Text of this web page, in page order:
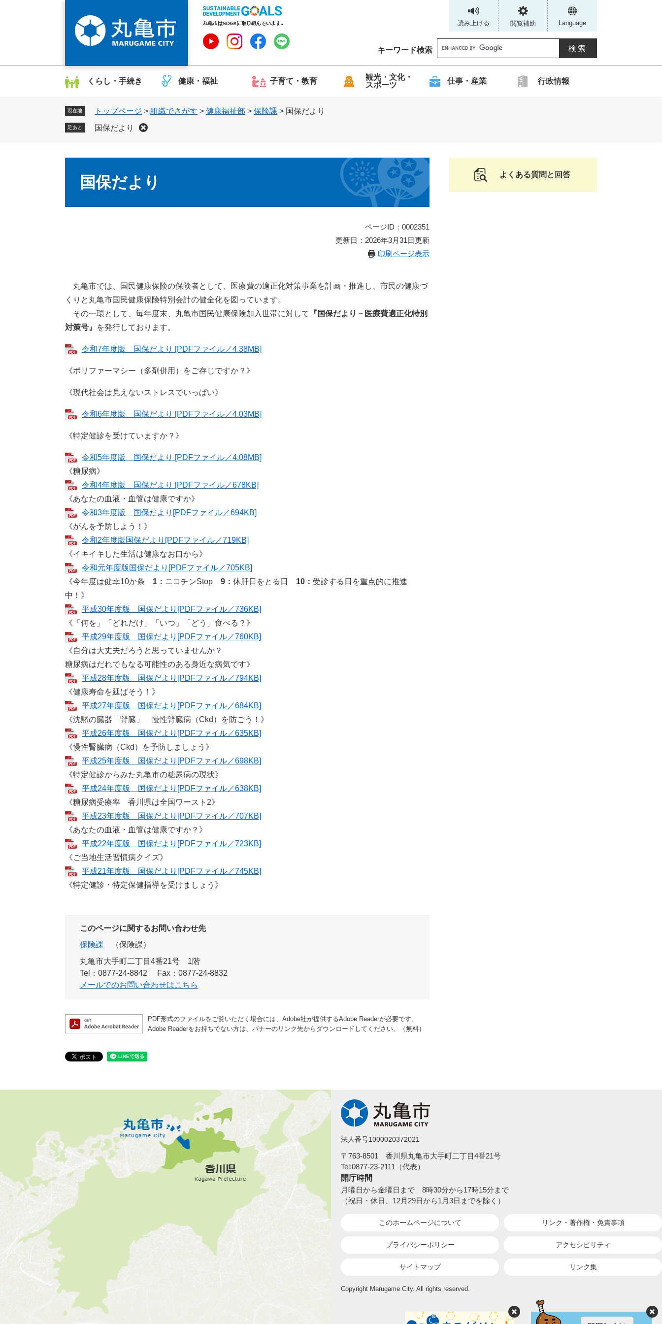
頭
飛
読み上げる 閲覧補助 Language
キーワード検索
G
o
g
l
くらし・手続き 健康・福祉 子育て・教育
観光・文化・
スポーツ
仕事・産業 行政情報
現在地 トップページ > 組織でさがす > 健康福祉部 > 保険課 > 国保だより
足あと 国保だより
国保だより
ページID：0002351
更新日：2026年3月31日更新
印刷ページ表示
丸亀市では、国民健康保険の保険者として、医療費の適正化対策事業を計画・推進し、市民の健康づ
くりと丸亀市国民健康保険特別会計の健全化を図っています。
その一環として、毎年度末、丸亀市国民健康保険加入世帯に対して
『国保だより－医療費適正化特別
対策号』
を発行しております。
令和7年度版 国保だより [PDFファイル／4.38MB]
《ポリファーマシー（多剤併用）をご存じですか？》
《現代社会は見えないストレスでいっぱい》
令和6年度版 国保だより [PDFファイル／4.03MB]
《特定健診を受けていますか？》
令和5年度版 国保だより [PDFファイル／4.08MB]
《糖尿病》
令和4年度版 国保だより [PDFファイル／678KB]
《あなたの血液・血管は健康ですか》
令和3年度版 国保だより[PDFファイル／694KB]
《がんを予防しよう！》
令和2年度版国保だより[PDFファイル／719KB]
《イキイキした生活は健康なお口から》
令和元年度版国保だより[PDFファイル／705KB]
《今年度は健幸10か条 1： ニコチンStop 9： 休肝日をとる日 10： 受診する日を重点的に推進
中！》
平成30年度版 国保だより[PDFファイル／736KB]
《「何を」「どれだけ」「いつ」「どう」食べる？》
平成29年度版 国保だより[PDFファイル／760KB]
《自分は大丈夫だろうと思っていませんか？
糖尿病はだれでもなる可能性のある身近な病気です》
平成28年度版 国保だより[PDFファイル／794KB]
《健康寿命を延ばそう！》
平成27年度版 国保だより[PDFファイル／684KB]
《沈黙の臓器「腎臓」 慢性腎臓病（Ckd）を防ごう！》
平成26年度版 国保だより[PDFファイル／635KB]
《慢性腎臓病（Ckd）を予防しましょう》
平成25年度版 国保だより[PDFファイル／698KB]
《特定健診からみた丸亀市の糖尿病の現状》
平成24年度版 国保だより[PDFファイル／638KB]
《糖尿病受療率 香川県は全国ワースト2》
平成23年度版 国保だより[PDFファイル／707KB]
《あなたの血液・血管は健康ですか？》
平成22年度版 国保だより[PDFファイル／723KB]
《ご当地生活習慣病クイズ》
平成21年度版 国保だより[PDFファイル／745KB]
《特定健診・特定保健指導を受けましょう》
このページに関するお問い合わせ先
保険課
保険課
丸亀市大手町二丁目4番21号 1階
Tel：0877-24-8842
Fax：0877-24-8832
メールでのお問い合わせはこちら
PDF形式のファイルをご覧いただく場合には、Adobe社が提供するAdobe Readerが必要です。
Adobe Readerをお持ちでない方は、バナーのリンク先からダウンロードしてください。（無料）
よくある質問と回答
法人番号1000020372021
〒763-8501 香川県丸亀市大手町二丁目4番21号
Tel:0877-23-2111（代表）
開庁時間
月曜日から金曜日まで 8時30分から17時15分まで
（祝日・休日、12月29日から1月3日までを除く）
このホームページについて リンク・著作権・ 免責事項
プライバシーポリシー アクセシビリティ
サイトマップ リンク集
Copyright Marugame City. All rights reserved.